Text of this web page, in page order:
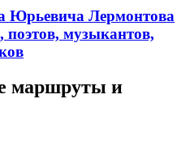
Юрьевича Лермонтова
поэтов, музыкантов,
маршруты и